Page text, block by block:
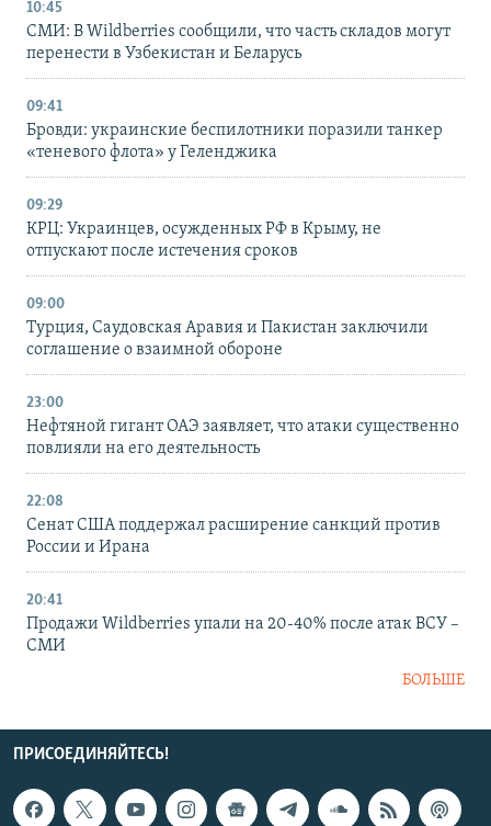
10:45
СМИ: В Wildberries сообщили, что часть складов могут
перенести в Узбекистан и Беларусь
09:41
Бровди: украинские беспилотники поразили танкер
«теневого флота» у Геленджика
09:29
КРЦ: Украинцев, осужденных РФ в Крыму, не
отпускают после истечения сроков
09:00
Турция, Саудовская Аравия и Пакистан заключили
соглашение о взаимной обороне
23:00
Нефтяной гигант ОАЭ заявляет, что атаки существенно
повлияли на его деятельность
22:08
Сенат США поддержал расширение санкций против
России и Ирана
20:41
Продажи Wildberries упали на 20-40% после атак ВСУ –
СМИ
БОЛЬШЕ
ПРИСОЕДИНЯЙТЕСЬ!